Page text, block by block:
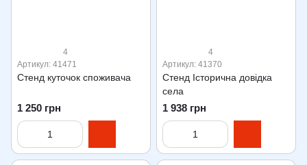
4
Артикул: 41471
Стенд куточок споживача
1 250 грн
4
Артикул: 41370
Стенд Історична довідка
села
1 938 грн